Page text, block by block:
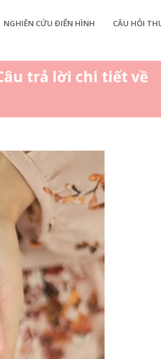
NGHIÊN CỨU ĐIỂN HÌNH CÂU HỎI
trả lời chi tiết về